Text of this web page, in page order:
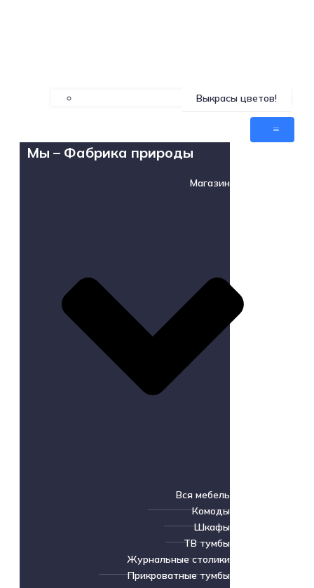
Выкрасы цветов!
Мы – Фабрика природы
Магазин
Вся мебель
Комоды
Шкафы
ТВ тумбы
Журнальные столики
Прикроватные тумбы